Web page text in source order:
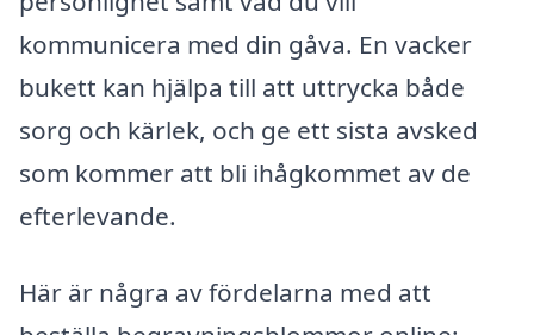
kommunicera med din gåva. En vacker
bukett kan hjälpa till att uttrycka både
sorg och kärlek, och ge ett sista avsked
som kommer att bli ihågkommet av de
efterlevande.
Här är några av fördelarna med att